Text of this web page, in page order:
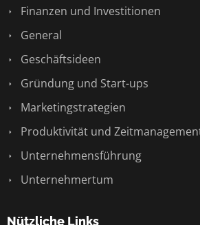
Finanzen und Investitionen
General
Geschäftsideen
Gründung und Start-ups
Marketingstrategien
Produktivität und
Unternehmensführung
Unternehmertum
Nützliche Links